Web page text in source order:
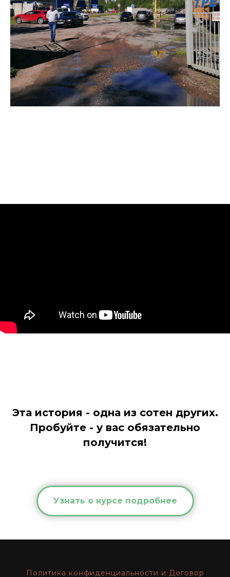
Эта история - одна из сотен других.
Пробуйте - у вас обязательно
получится!
Узнать о курсе подробнее
Политика конфиденциальности и Договор